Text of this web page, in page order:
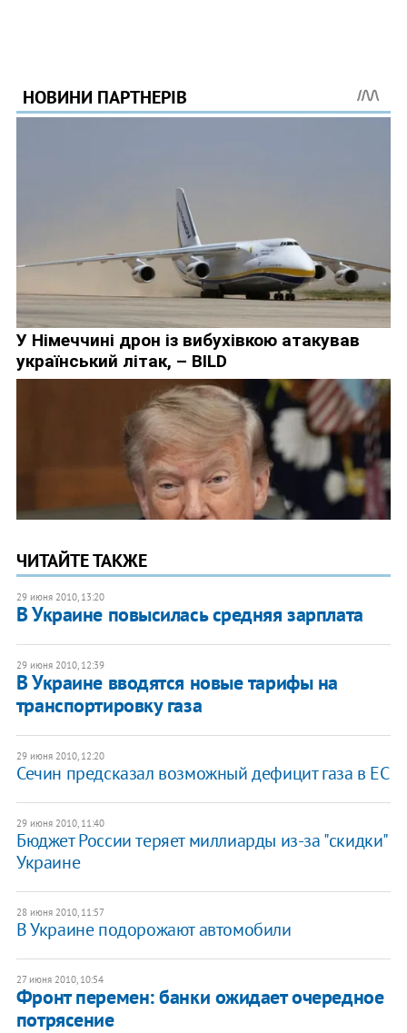
ЧИТАЙТЕ ТАКЖЕ
29 июня 2010, 13:20
В Украине повысилась средняя зарплата
29 июня 2010, 12:39
В Украине вводятся новые тарифы на
транспортировку газа
29 июня 2010, 12:20
Сечин предсказал возможный дефицит газа в ЕС
29 июня 2010, 11:40
Бюджет России теряет миллиарды из-за "скидки"
Украине
28 июня 2010, 11:57
В Украине подорожают автомобили
27 июня 2010, 10:54
Фронт перемен: банки ожидает очередное
потрясение